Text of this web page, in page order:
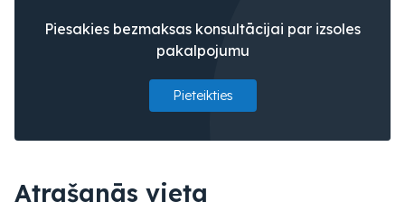
Piesakies bezmaksas konsultācijai par izsoles
pakalpojumu
Pieteikties
Atrašanās vieta